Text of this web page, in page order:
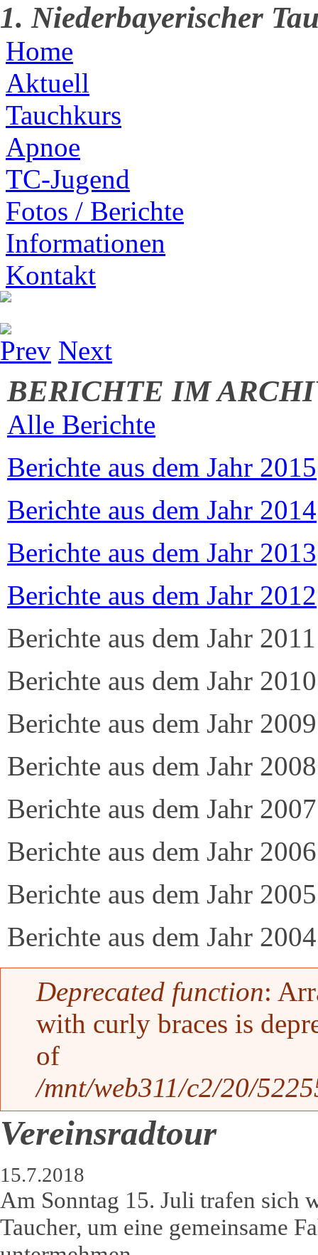
1. Niederbayerischer
Home
Aktuell
Tauchkurs
Apnoe
TC-Jugend
Fotos / Berichte
Informationen
Kontakt
Prev Next
BERICHTE IM
Alle Berichte
Berichte aus dem Jahr 2015
Berichte aus dem Jahr 2014
Berichte aus dem Jahr 2013
Berichte aus dem Jahr 2012
Berichte aus dem Jahr 2011
Berichte aus dem Jahr 2010
Berichte aus dem Jahr 2009
Berichte aus dem Jahr 2008
Berichte aus dem Jahr 2007
Berichte aus dem Jahr 2006
Berichte aus dem Jahr 2005
Berichte aus dem Jahr 2004
Fehlermeldung
Deprecated function:
with curly braces is
of
/mnt/web311/c2/20/
Vereinsradtour
15.7.2018
Am Sonntag 15. Juli trafen sich
Taucher, um eine gemeinsame